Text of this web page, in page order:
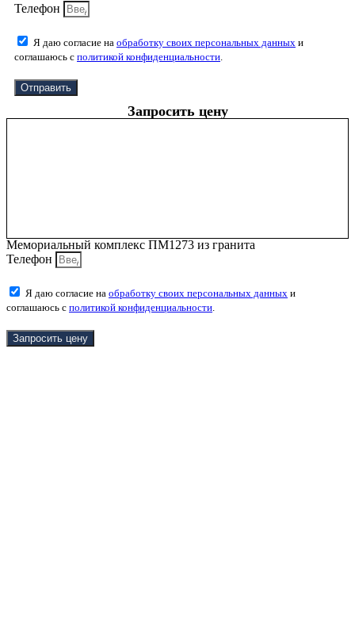
Телефон
Я даю согласие на обработку своих персональных данных и
соглашаюсь с политикой конфиденциальности
Отправить
Запросить цену
Мемориальный комплекс ПМ1273 из гранита
Телефон
Я даю согласие на обработку своих персональных данных и
соглашаюсь с политикой конфиденциальности
Запросить цену